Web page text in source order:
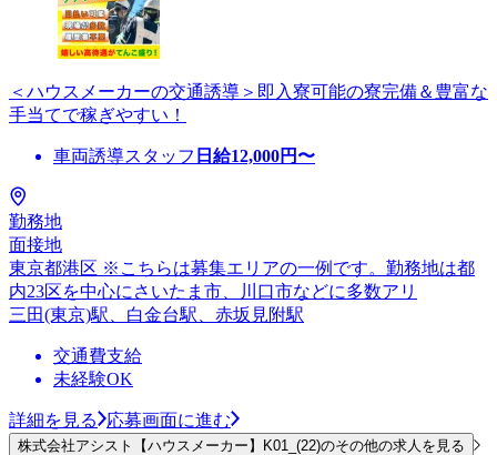
＜ハウスメーカーの交通誘導＞即入寮可能の寮完備＆豊富な
手当てで稼ぎやすい！
車両誘導スタッフ 日給12,000円〜
勤務地
面接地
東京都港区 ※こちらは募集エリアの一例です。勤務地は都
内23区を中心にさいたま市、川口市などに多数アリ
三田(東京)駅、白金台駅、赤坂見附駅
交通費支給
未経験OK
詳細を見る 応募画面に進む
株式会社アシスト【ハウスメーカー】K01_(22)のその他の求人を見る